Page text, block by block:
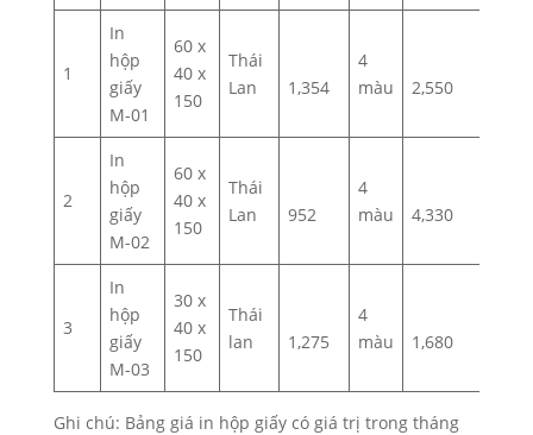
1
In
hộp
giấy
M-01
60 x
40 x
150
Thái
Lan
1,354
4
màu
2,550
2
In
hộp
giấy
M-02
60 x
40 x
150
Thái
Lan
952
4
màu
4,330
3
In
hộp
giấy
M-03
30 x
40 x
150
Thái
lan
1,275
4
màu
1,680
Ghi chú: Bảng giá in hộp giấy có giá trị trong tháng